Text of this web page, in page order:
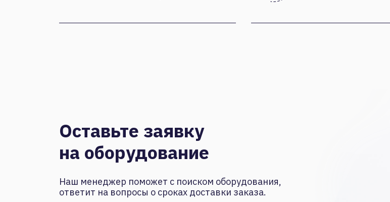
Оставьте заявку
на оборудование
Наш менеджер поможет с поиском оборудования,
ответит на вопросы о сроках доставки заказа.